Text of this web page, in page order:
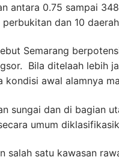
antara 0.75 sampai
dan 10
Semarang
Bila ditelaah lebih
awal alamnya
sungai dan di bagian
umum
salah satu kawasan